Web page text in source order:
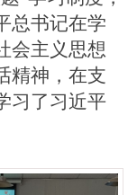
总书记在学
会主义思想
精神， 在支
习了习近平